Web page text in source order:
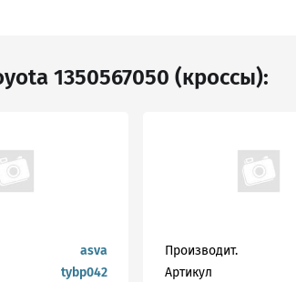
1350567050 (кроссы):
asva
tybp042
Производит.
Артикул